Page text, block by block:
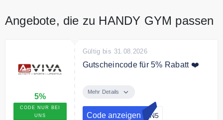
Angebote, die zu HANDY GYM passen
5%
CODE NUR BEI
UNS
Gültig bis 31.08.2026
Gutscheincode für 5% Rabatt ❤️
Rabattcode 5% auf das gesamte
Mehr Details
Code anzeigen EIN5